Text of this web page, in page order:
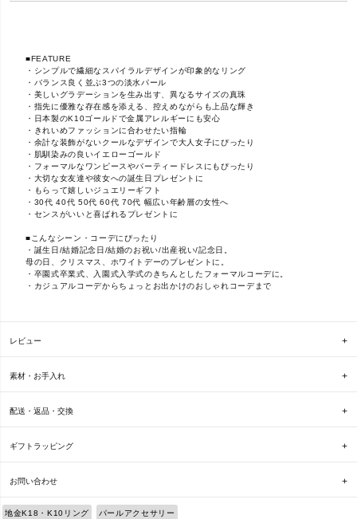
■FEATURE
・シンプルで繊細なスパイラルデザインが印象的なリング
・バランス良く並ぶ3つの淡水パール
・美しいグラデーションを生み出す、異なるサイズの真珠
・指先に優雅な存在感を添える、控えめながらも上品な輝き
・日本製のK10ゴールドで金属アレルギーにも安心
・きれいめファッションに合わせたい指輪
・余計な装飾がないクールなデザインで大人女子にぴったり
・肌馴染みの良いイエローゴールド
・フォーマルなワンピースやパーティードレスにもぴったり
・大切な女友達や彼女への誕生日プレゼントに
・もらって嬉しいジュエリーギフト
・30代 40代 50代 60代 70代 幅広い年齢層の女性へ
・センスがいいと喜ばれるプレゼントに
■こんなシーン・コーデにぴったり
・誕生日/結婚記念日/結婚のお祝い/出産祝い/記念日。
母の日、クリスマス、ホワイトデーのプレゼントに。
・卒園式卒業式、入園式入学式のきちんとしたフォーマルコーデに。
・カジュアルコーデからちょっとお出かけのおしゃれコーデまで
レビュー
素材・お手入れ
配送・返品・交換
ギフトラッピング
お問い合わせ
地金K18・K10リング パールアクセサリー